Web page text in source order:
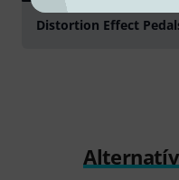
Distortion Effect